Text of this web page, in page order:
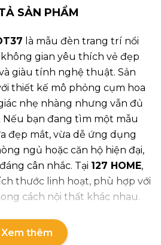
SẢN PHẨM
là mẫu đèn trang trí nổi
gian yêu thích vẻ đẹp
giàu tính nghệ thuật. Sản
thiết kế mô phỏng cụm hoa
nhẹ nhàng nhưng vẫn đủ
bạn đang tìm một mẫu
đẹp mắt, vừa dễ ứng dụng
ngủ hoặc căn hộ hiện đại,
cân nhắc. Tại 127 HOME,
thước linh hoạt, phù hợp với
cách nội thất khác nhau.
đèn ốp trần mica
Xem thêm